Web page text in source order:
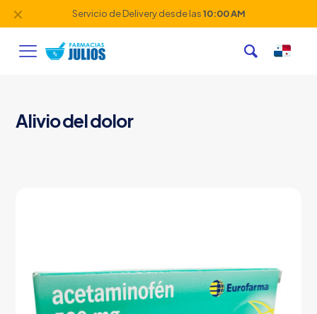
Servicio de Delivery desde las10:00 AM
✕
Alivio del dolor